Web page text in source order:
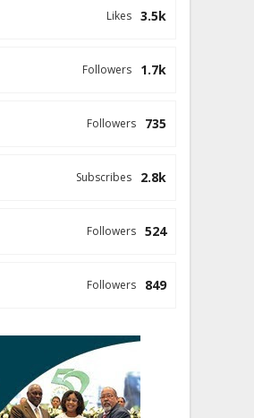
3.5k
Likes
1.7k
Followers
735
Followers
2.8k
Subscribes
524
Followers
849
Followers